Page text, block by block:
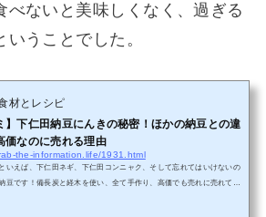
べないと美味しくなく、過ぎる
うことでした。
材とレシピ
】下仁田納豆にんきの秘密！ほかの納豆との違
価なのに売れる理由
the-information.life/1931.html
いえば、下仁田ネギ、下仁田コンニャク、そして忘れてはいけないの
豆です！備長炭と経木を使い、全て手作り、高価でも売れに売れてい